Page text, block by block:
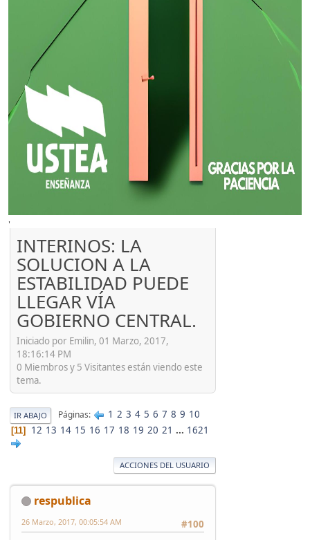
'
INTERINOS: LA
SOLUCION A LA
ESTABILIDAD PUEDE
LLEGAR VÍA
GOBIERNO CENTRAL.
Iniciado por Emilin, 01 Marzo, 2017,
18:16:14 PM
0 Miembros y 5 Visitantes están viendo este
tema.
IR ABAJO Páginas 1 2 3 4 5 6 7 8 9 10
11 12 13 14 15 16 17 18 19 20 21 ... 1621
ACCIONES DEL USUARIO
respublica
#100
26 Marzo, 2017, 00:05:54 AM